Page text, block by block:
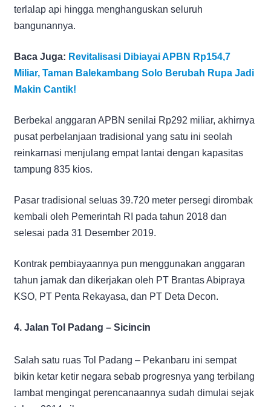
terlalap api hingga menghanguskan seluruh
bangunannya.
Baca Juga: Revitalisasi Dibiayai APBN Rp154,7
Miliar, Taman Balekambang Solo Berubah Rupa Jadi
Makin Cantik!
Berbekal anggaran APBN senilai Rp292 miliar, akhirnya
pusat perbelanjaan tradisional yang satu ini seolah
reinkarnasi menjulang empat lantai dengan kapasitas
tampung 835 kios.
Pasar tradisional seluas 39.720 meter persegi dirombak
kembali oleh Pemerintah RI pada tahun 2018 dan
selesai pada 31 Desember 2019.
Kontrak pembiayaannya pun menggunakan anggaran
tahun jamak dan dikerjakan oleh PT Brantas Abipraya
KSO, PT Penta Rekayasa, dan PT Deta Decon.
4. Jalan Tol Padang – Sicincin
Salah satu ruas Tol Padang – Pekanbaru ini sempat
bikin ketar ketir negara sebab progresnya yang terbilang
lambat mengingat perencanaannya sudah dimulai sejak